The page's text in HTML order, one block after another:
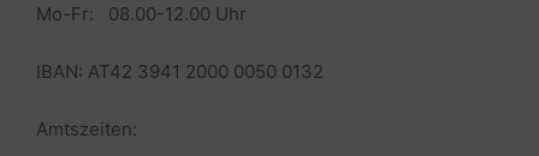
Mo-Fr: 08.00-12.00 Uhr
IBAN: AT42 3941 2000 0050 0132
Amtszeiten: